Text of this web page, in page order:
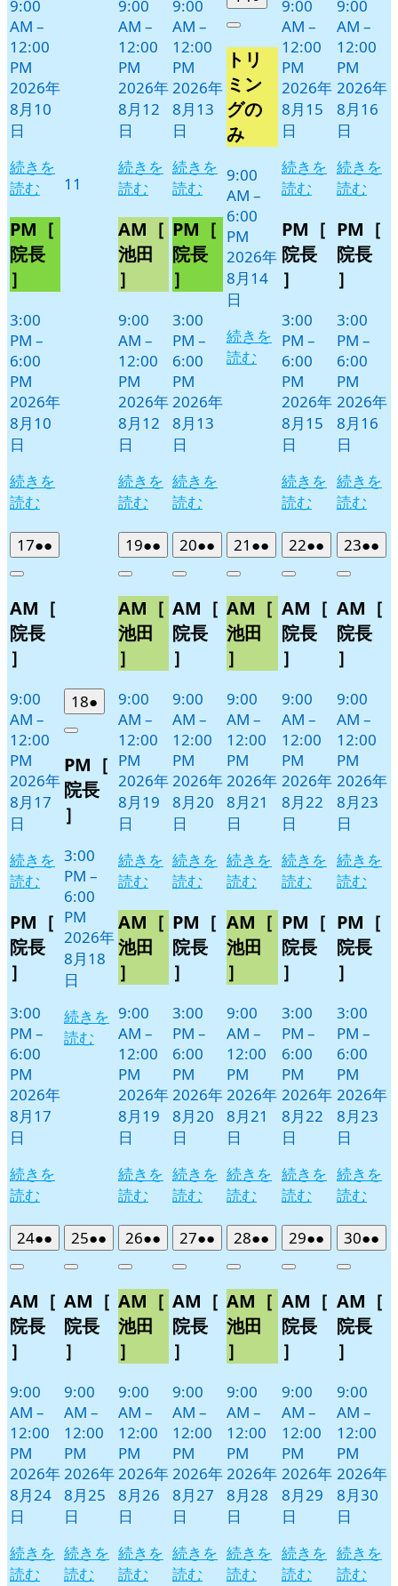
9:00
AM –
12:00
PM
2026年
8月10
日
続きを
読む
PM［
院長
］
3:00
PM –
6:00
PM
2026年
8月10
日
続きを
読む
11
9:00
AM –
12:00
PM
2026年
8月12
日
続きを
読む
AM［
池田
］
9:00
AM –
12:00
PM
2026年
8月12
日
続きを
読む
9:00
AM –
12:00
PM
2026年
8月13
日
続きを
読む
PM［
院長
］
3:00
PM –
6:00
PM
2026年
8月13
日
続きを
読む
年
月
14
日
件
ベ
ン
ト)
Close
トリ
ミン
グの
み
9:00
AM –
6:00
PM
2026年
8月14
日
続きを
読む
9:00
AM –
12:00
PM
2026年
8月15
日
続きを
読む
PM［
院長
］
3:00
PM –
6:00
PM
2026年
8月15
日
続きを
読む
9:00
AM –
12:00
PM
2026年
8月16
日
続きを
読む
PM［
院長
］
3:00
PM –
6:00
PM
2026年
8月16
日
続きを
読む
172026
年
月
17
日
●●
件
イ
Close
AM［
院長
］
9:00
AM –
12:00
PM
2026年
8月17
日
続きを
読む
PM［
院長
］
3:00
PM –
6:00
PM
2026年
8月17
日
続きを
読む
182026
年
月
18
日
●
件
イ
ベ
Close
PM［
院長
］
3:00
PM –
6:00
PM
2026年
8月18
日
続きを
読む
192026
年
月
19
日
●●
件
イ
ベ
ト)
Close
AM［
池田
］
9:00
AM –
12:00
PM
2026年
8月19
日
続きを
読む
AM［
池田
］
9:00
AM –
12:00
PM
2026年
8月19
日
続きを
読む
202026
年
月
20
日
●●
件
イ
ベ
ト)
Close
AM［
院長
］
9:00
AM –
12:00
PM
2026年
8月20
日
続きを
読む
PM［
院長
］
3:00
PM –
6:00
PM
2026年
8月20
日
続きを
読む
21 2026
年
月
21
日
●●
件
イ
ベ
ト)
Close
AM［
池田
］
9:00
AM –
12:00
PM
2026年
8月21
日
続きを
読む
AM［
池田
］
9:00
AM –
12:00
PM
2026年
8月21
日
続きを
読む
222026
年
月
22
日
●●
件
イ
ベ
ト)
Close
AM［
院長
］
9:00
AM –
12:00
PM
2026年
8月22
日
続きを
読む
PM［
院長
］
3:00
PM –
6:00
PM
2026年
8月22
日
続きを
読む
232026
年
月
23
日
●●
件
イ
Close
AM［
院長
］
9:00
AM –
12:00
PM
2026年
8月23
日
続きを
読む
PM［
院長
］
3:00
PM –
6:00
PM
2026年
8月23
日
続きを
読む
242026
年
月
24
日
●●
件
イ
ベ
ト)
Close
AM［
院長
］
9:00
AM –
12:00
PM
2026年
8月24
日
続きを
読む
252026
年
月
25
日
●●
件
イ
ベ
ト)
Close
AM［
院長
］
9:00
AM –
12:00
PM
2026年
8月25
日
続きを
読む
262026
年
月
26
日
●●
件
イ
ベ
ト)
Close
AM［
池田
］
9:00
AM –
12:00
PM
2026年
8月26
日
続きを
読む
272026
年
月
27
日
●●
件
イ
ベ
ト)
Close
AM［
院長
］
9:00
AM –
12:00
PM
2026年
8月27
日
続きを
読む
282026
年
月
28
日
●●
件
イ
ベ
ト)
Close
AM［
池田
］
9:00
AM –
12:00
PM
2026年
8月28
日
続きを
読む
292026
年
月
29
日
●●
件
イ
ベ
ト)
Close
AM［
院長
］
9:00
AM –
12:00
PM
2026年
8月29
日
続きを
読む
302026
年
月
30
日
●●
件
イ
Close
AM［
院長
］
9:00
AM –
12:00
PM
2026年
8月30
日
続きを
読む